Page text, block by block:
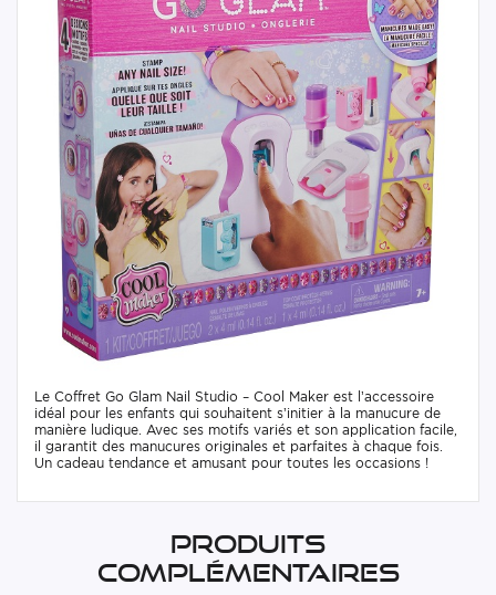
Le Coffret Go Glam Nail Studio – Cool Maker est l’accessoire
idéal pour les enfants qui souhaitent s’initier à la manucure de
manière ludique. Avec ses motifs variés et son application facile,
il garantit des manucures originales et parfaites à chaque fois.
Un cadeau tendance et amusant pour toutes les occasions !
Produits
complémentaires